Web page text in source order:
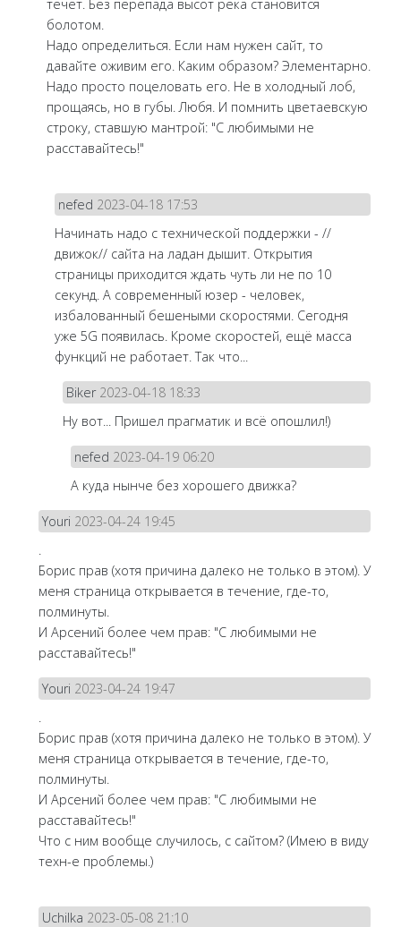
течет. Без перепада высот река становится
болотом.
Надо определиться. Если нам нужен сайт, то
давайте оживим его. Каким образом? Элементарно.
Надо просто поцеловать его. Не в холодный лоб,
прощаясь, но в губы. Любя. И помнить цветаевскую
строку, ставшую мантрой: "С любимыми не
расставайтесь!"
nefed 2023-04-18 17:53
Начинать надо с технической поддержки - //
движок// сайта на ладан дышит. Открытия
страницы приходится ждать чуть ли не по 10
секунд. А современный юзер - человек,
избалованный бешеными скоростями. Сегодня
уже 5G появилась. Кроме скоростей, ещё масса
функций не работает. Так что...
Biker 2023-04-18 18:33
Ну вот... Пришел прагматик и всё опошлил!)
nefed 2023-04-19 06:20
А куда нынче без хорошего движка?
Youri 2023-04-24 19:45
.
Борис прав (хотя причина далеко не только в этом). У
меня страница открывается в течение, где-то,
полминуты.
И Арсений более чем прав: "С любимыми не
расставайтесь!"
Youri 2023-04-24 19:47
.
Борис прав (хотя причина далеко не только в этом). У
меня страница открывается в течение, где-то,
полминуты.
И Арсений более чем прав: "С любимыми не
расставайтесь!"
Что с ним вообще случилось, с сайтом? (Имею в виду
техн-е проблемы.)
Uchilka 2023-05-08 21:10